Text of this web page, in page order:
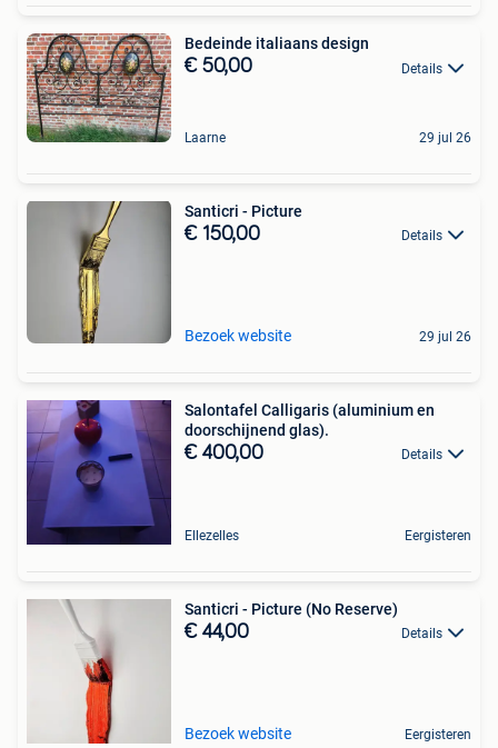
Bedeinde italiaans design
€ 50,00 Details
Laarne 29 jul 26
Santicri - Picture
€ 150,00 Details
Bezoek website 29 jul 26
Salontafel Calligaris (aluminium en
doorschijnend glas).
€ 400,00 Details
Ellezelles Eergisteren
Santicri - Picture (No Reserve)
€ 44,00 Details
Bezoek website Eergisteren